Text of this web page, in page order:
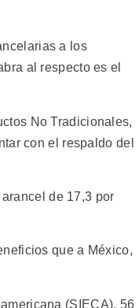
a los
al respecto es el
No Tradicionales,
con el respaldo del
de 17,3 por
que a México,
(SIECA), 56